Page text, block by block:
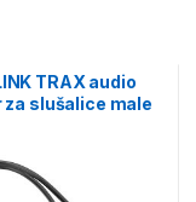
TRAX audio
za slušalice male
Xbox Series X/S,
BK